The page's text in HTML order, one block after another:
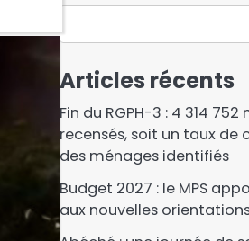
Articles récents
Fin du RGPH-3 : 4 314
recensés, soit un taux de
des ménages identifiés
Budget 2027 : le MPS
aux nouvelles